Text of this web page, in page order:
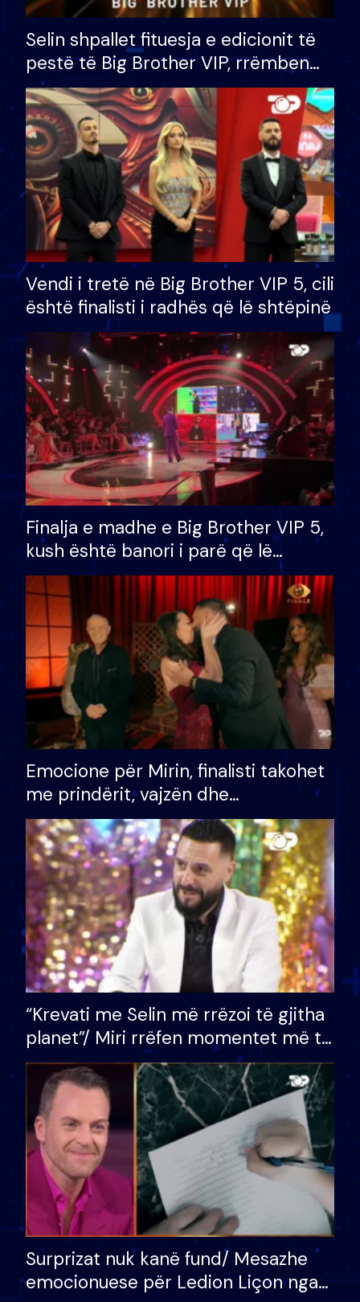
Selin shpallet fituesja e edicionit të
pestë të Big Brother VIP, rrëmben
çmimin e madh prej 100 mijë eurosh
Vendi i tretë në Big Brother VIP 5, cili
është finalisti i radhës që lë shtëpinë
Finalja e madhe e Big Brother VIP 5,
kush është banori i parë që lë
shtëpinë dhe humb mundësinë për
të fituar çmimin e madh
Emocione për Mirin, finalisti takohet
me prindërit, vajzën dhe
bashkëshorten: S’kemi ndonjë letër
divorci apo jo?
“Krevati me Selin më rrëzoi të gjitha
planet”/ Miri rrëfen momentet më të
bukura në shtëpinë e BB VIP: Do më
mungojë zilja e mëngjesit kur…
Surprizat nuk kanë fund/ Mesazhe
emocionuese për Ledion Liçon nga